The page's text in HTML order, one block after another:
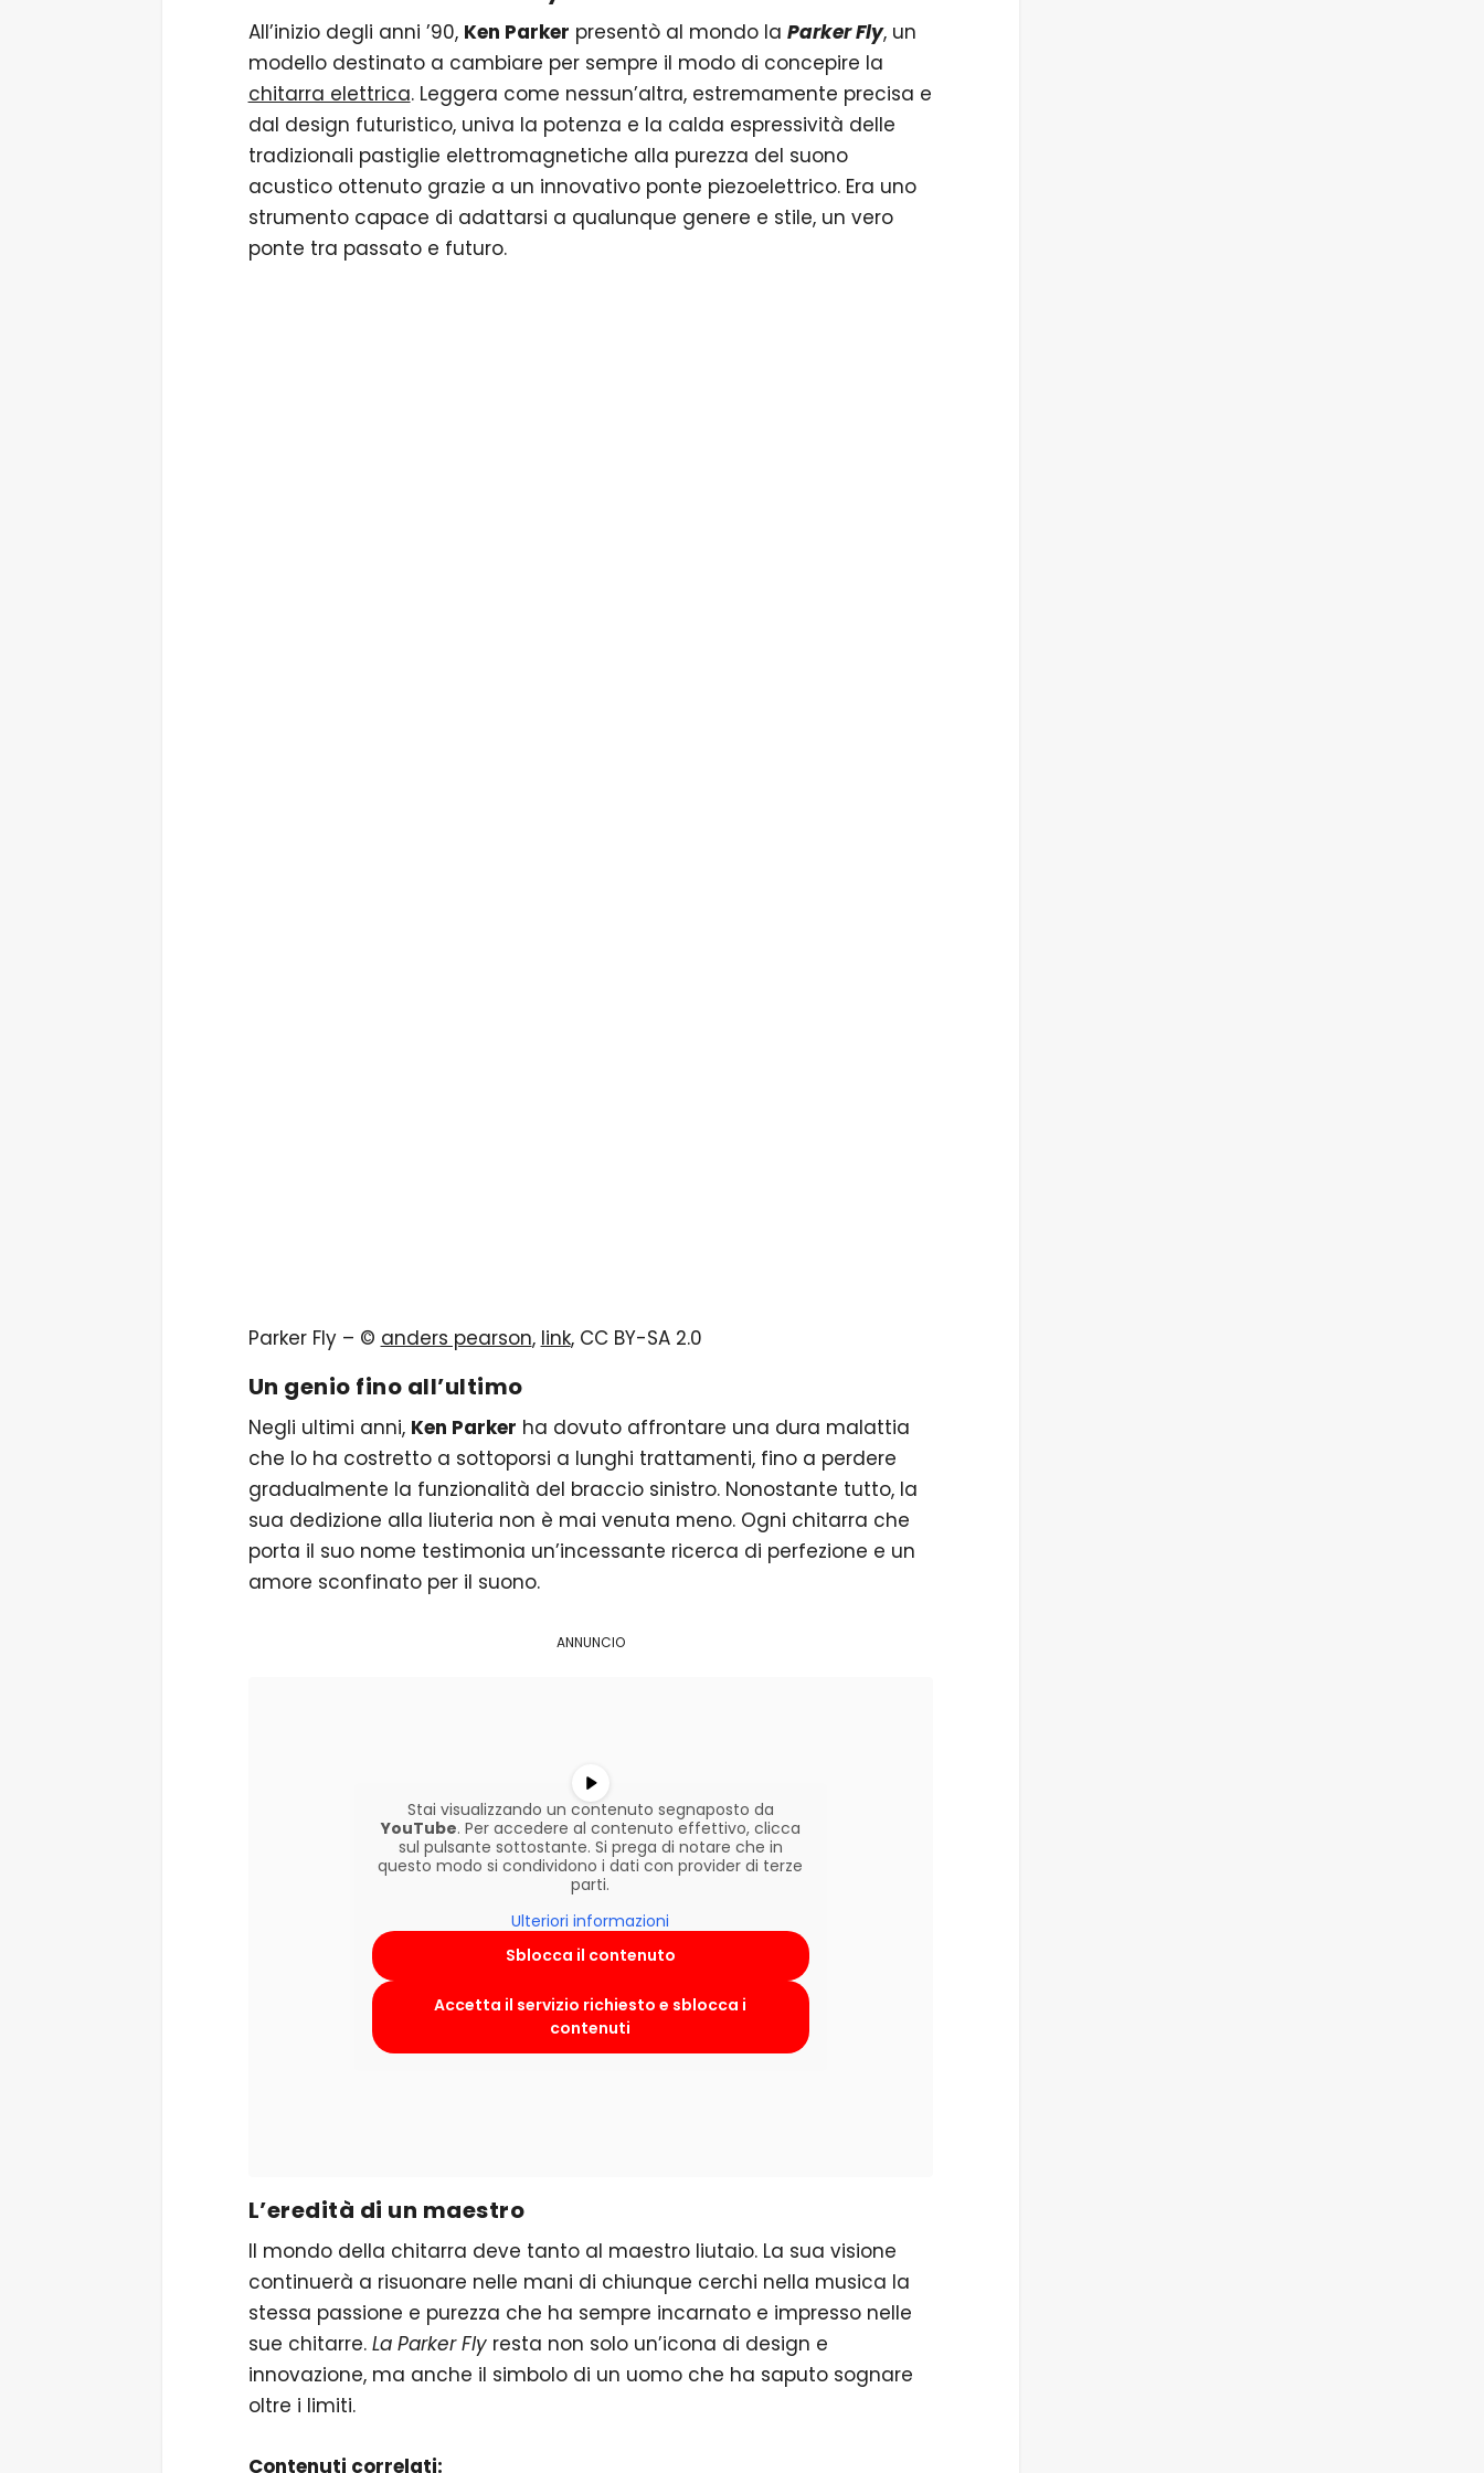
All’inizio degli anni ’90, Ken Parker presentò al mondo la Parker Fly, un
modello destinato a cambiare per sempre il modo di concepire la
chitarra elettrica. Leggera come nessun’altra, estremamente precisa e
dal design futuristico, univa la potenza e la calda espressività delle
tradizionali pastiglie elettromagnetiche alla purezza del suono
acustico ottenuto grazie a un innovativo ponte piezoelettrico. Era uno
strumento capace di adattarsi a qualunque genere e stile, un vero
ponte tra passato e futuro.
Parker Fly – © anders pearson, link, CC BY-SA 2.0
Un genio fino all’ultimo
Negli ultimi anni, Ken Parker ha dovuto affrontare una dura malattia
che lo ha costretto a sottoporsi a lunghi trattamenti, fino a perdere
gradualmente la funzionalità del braccio sinistro. Nonostante tutto, la
sua dedizione alla liuteria non è mai venuta meno. Ogni chitarra che
porta il suo nome testimonia un’incessante ricerca di perfezione e un
amore sconfinato per il suono.
ANNUNCIO
Stai visualizzando un contenuto segnaposto da
YouTube. Per accedere al contenuto effettivo, clicca
sul pulsante sottostante. Si prega di notare che in
questo modo si condividono i dati con provider di terze
parti.
Ulteriori informazioni
Sblocca il contenuto
Accetta il servizio richiesto e sblocca i
contenuti
L’eredità di un maestro
Il mondo della chitarra deve tanto al maestro liutaio. La sua visione
continuerà a risuonare nelle mani di chiunque cerchi nella musica la
stessa passione e purezza che ha sempre incarnato e impresso nelle
sue chitarre. La Parker Flyresta non solo un’icona di design e
innovazione, ma anche il simbolo di un uomo che ha saputo sognare
oltre i limiti.
Contenuti correlati: